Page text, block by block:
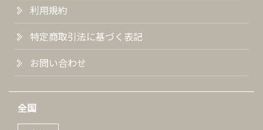
利用規約
特定商取引法に基づく表記
お問い合わせ
全国